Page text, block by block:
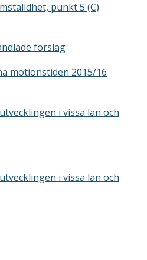
punkt 5 (C)
förslag
motionstiden 2015/16
i vissa län och
i vissa län och